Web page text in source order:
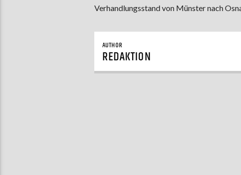
Verhandlungsstand von Münster nach
AUTHOR
REDAKTION